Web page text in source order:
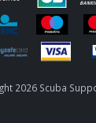
2026 Scuba